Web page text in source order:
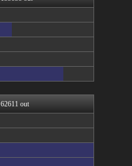
ース
報 -修羅場・...
ンビリバボー｜...
っしゃい 海外...
報 -修羅場・...
out